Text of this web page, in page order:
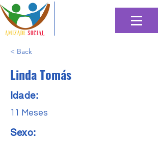
< Back
Linda Tomás
Idade:
11 Meses
Sexo: